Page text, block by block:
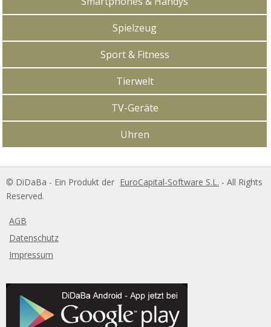
Spielzeug
Sport & Fitness
Tierwelt
TV-Geräte
Uhren
DiDaBa Copyright
© DiDaBa - Ein Produkt der EuroCapital-Software S.L. - All Rights
Reserved.
AGB
Datenschutz
Impressum